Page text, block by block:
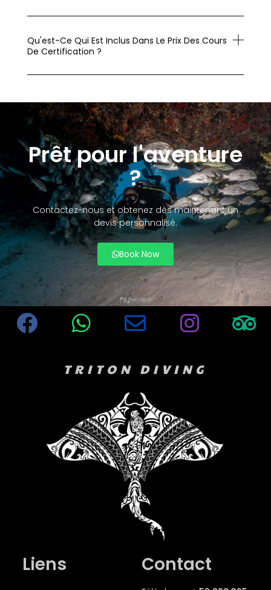
Qu'est-Ce Qui Est Inclus Dans Le Prix Des Cours
De Certification ?
Prêt pour l'aventure
?
Contactez-nous et obtenez dès maintenant un
devis personnalisé.
Book Now
TRITON DIVING
Liens Contact